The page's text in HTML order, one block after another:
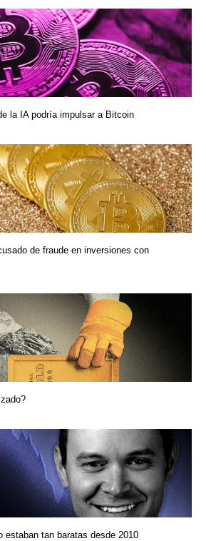
la IA podría impulsar a Bitcoin
de fraude en inversiones con
estaban tan baratas desde 2010